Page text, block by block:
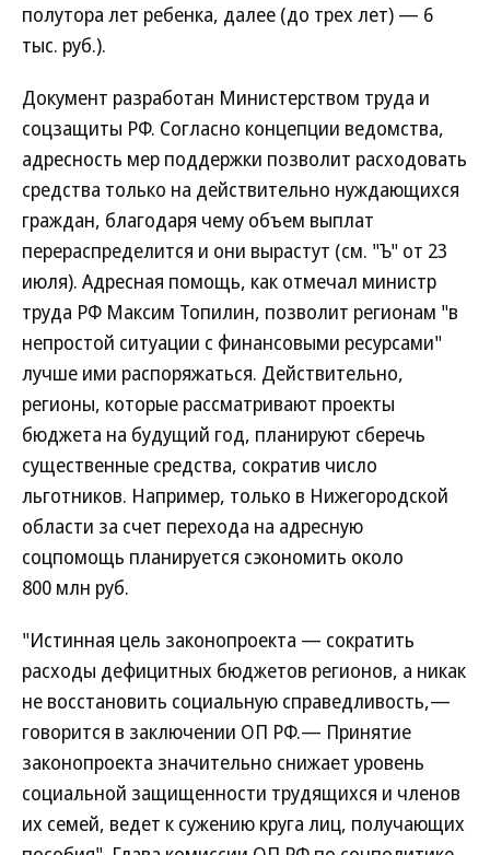
полутора лет ребенка, далее (до трех лет) — 6
тыс. руб.).
Документ разработан Министерством труда и
соцзащиты РФ. Согласно концепции ведомства,
адресность мер поддержки позволит расходовать
средства только на действительно нуждающихся
граждан, благодаря чему объем выплат
перераспределится и они вырастут (см. "Ъ" от 23
июля). Адресная помощь, как отмечал министр
труда РФ Максим Топилин, позволит регионам "в
непростой ситуации с финансовыми ресурсами"
лучше ими распоряжаться. Действительно,
регионы, которые рассматривают проекты
бюджета на будущий год, планируют сберечь
существенные средства, сократив число
льготников. Например, только в Нижегородской
области за счет перехода на адресную
соцпомощь планируется сэкономить около
800 млн руб.
"Истинная цель законопроекта — сократить
расходы дефицитных бюджетов регионов, а никак
не восстановить социальную справедливость,—
говорится в заключении ОП РФ.— Принятие
законопроекта значительно снижает уровень
социальной защищенности трудящихся и членов
их семей, ведет к сужению круга лиц, получающих